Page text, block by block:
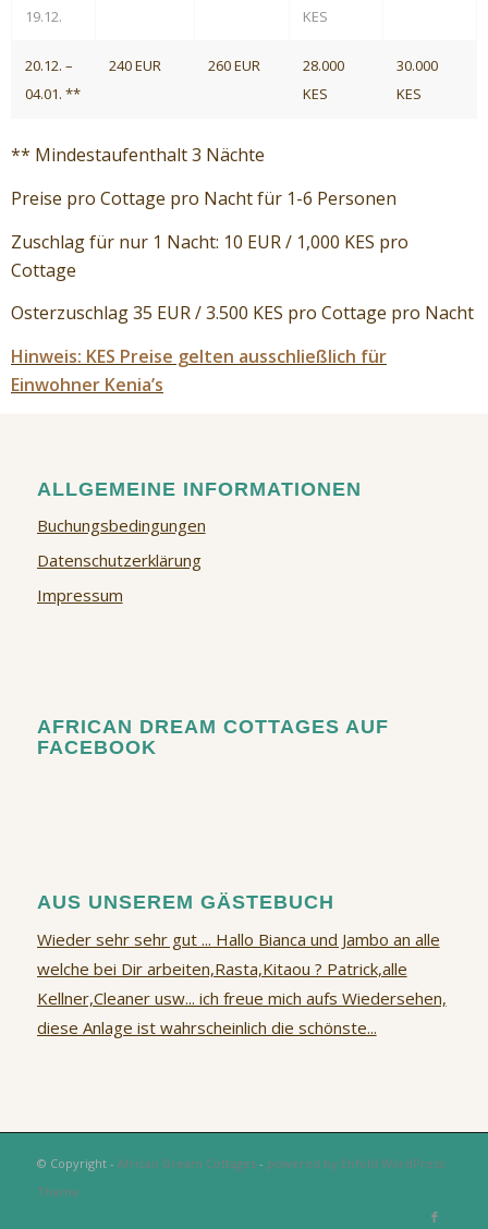
19.12.
KES
20.12. –
04.01. **
240 EUR 260 EUR
28.000
KES
30.000
KES
** Mindestaufenthalt 3 Nächte
Preise pro Cottage pro Nacht für 1-6 Personen
Zuschlag für nur 1 Nacht: 10 EUR / 1,000 KES pro
Cottage
Osterzuschlag 35 EUR / 3.500 KES pro Cottage pro Nacht
Hinweis: KES Preise gelten ausschließlich für
Einwohner Kenia’s
ALLGEMEINE INFORMATIONEN
Buchungsbedingungen
Datenschutzerklärung
Impressum
AFRICAN DREAM COTTAGES AUF
FACEBOOK
AUS UNSEREM GÄSTEBUCH
Wieder sehr sehr gut ... Hallo Bianca und Jambo an alle
welche bei Dir arbeiten,Rasta,Kitaou ? Patrick,alle
Kellner,Cleaner usw... ich freue mich aufs Wiedersehen,
diese Anlage ist wahrscheinlich die schönste...
© Copyright - African Dream Cottages- powered by Enfold WordPress
Theme